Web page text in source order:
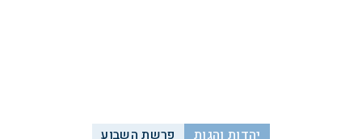
יהדות והגות פרשת השבוע